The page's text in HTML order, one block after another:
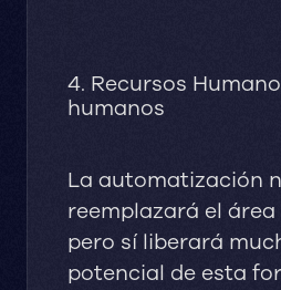
4. Recursos
humanos
La automatización
reemplazará el área
pero sí liberará
potencial de esta